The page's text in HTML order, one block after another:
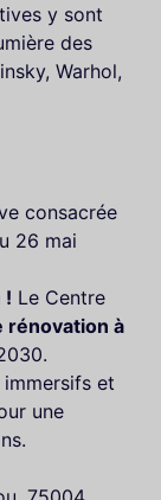
y sont
des
Warhol,
consacrée
26 mai
! Le Centre
rénovation à
immersifs et
une